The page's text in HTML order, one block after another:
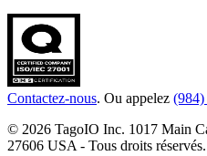
Contactez-nous. Ou appelez
© 2026 TagoIO Inc. 1017 Main
27606 USA - Tous droits réservés.